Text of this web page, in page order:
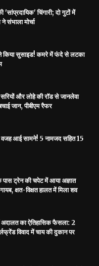
चिंगारी; दो गुटों में
संभाला मोर्चा
ने किया सुसाइड! कमरे में फंदे से लटका
और लोहे की रॉड से जानलेवा
जान, पीबीएम रैफर
आई सामने! 5 नामजद सहित 15
ट्रेन की चपेट में आया अज्ञात
क्षत-विक्षत हालत में मिला शव
का ऐतिहासिक फैसला: 2
विवाद में चाय की दुकान पर